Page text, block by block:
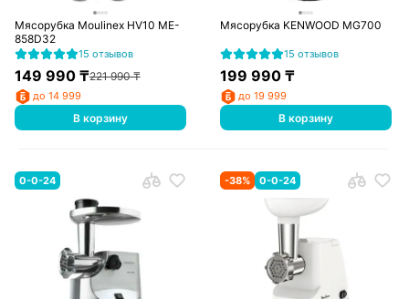
Мясорубка Moulinex HV10 ME-
858D32
15 отзывов
149 990₸221 990₸
до 14 999
В корзину
Мясорубка KENWOOD MG700
15 отзывов
199 990 ₸
до 19 999
В корзину
0-0-24 -38% 0-0-24